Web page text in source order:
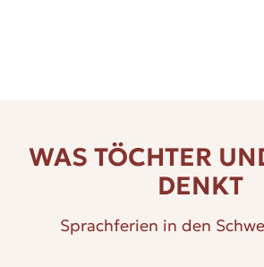
WAS TÖCHTER
DENKT
Sprachferien in den